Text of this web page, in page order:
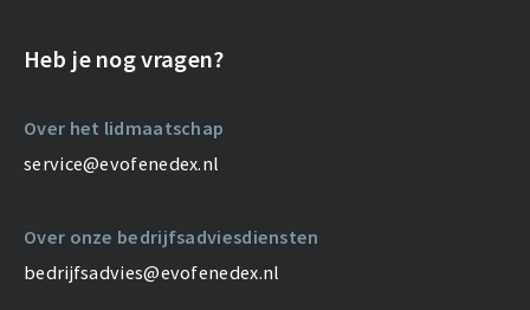
Heb je nog vragen?
Over het lidmaatschap
service@evofenedex.nl
Over onze bedrijfsadviesdiensten
bedrijfsadvies@evofenedex.nl